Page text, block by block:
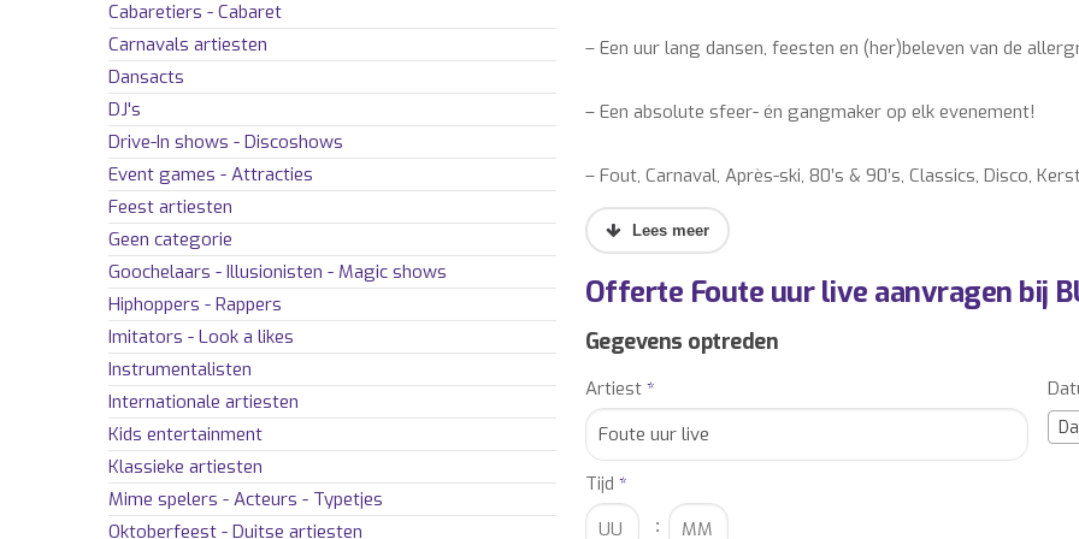
Cabaretiers - Cabaret
Carnavals artiesten
Dansacts
DJ's
Drive-In shows - Discoshows
Event games - Attracties
Feest artiesten
Geen categorie
Goochelaars - Illusionisten - Magic shows
Hiphoppers - Rappers
Imitators - Look a likes
Instrumentalisten
Internationale artiesten
Kids entertainment
Klassieke artiesten
Mime spelers - Acteurs - Typetjes
Oktoberfeest - Duitse artiesten
– Een uur lang dansen, feesten en (her)beleven van de
– Een absolute sfeer- én gangmaker op elk evenement!
– Fout, Carnaval, Après-ski, 80’s & 90’s, Classics, Disco,
– Publiekstrekker en gegarandeerd een doorslaand succes!
Het Foute Uur *live* is inclusief 1 DJ, poster-opmaak, een
techniek.
Foute uur live boeken? Informeer vrijblijvend naar de
Wilt u extra boekingsinformatie ontvangen over het boeken
contact met ons op.
Onze accountmanagers informeren u graag, gratis en
Offerte Foute uur live aanvragen bij
Gegevens optreden
Artiest *
Tijd *
: